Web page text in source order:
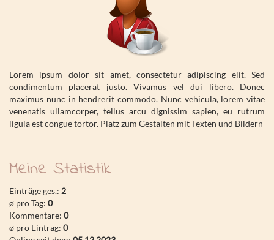
Lorem ipsum dolor sit amet, consectetur adipiscing elit. Sed
condimentum placerat justo. Vivamus vel dui libero. Donec
maximus nunc in hendrerit commodo. Nunc vehicula, lorem vitae
venenatis ullamcorper, tellus arcu dignissim sapien, eu rutrum
ligula est congue tortor. Platz zum Gestalten mit Texten und Bildern
Meine Statistik
Einträge ges.: 2
ø pro Tag: 0
Kommentare: 0
ø pro Eintrag: 0